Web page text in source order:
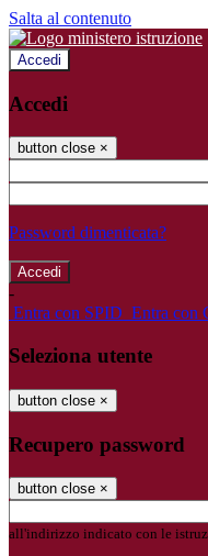
Salta al contenuto
Accedi
Accedi
button close ×
Password dimenticata?
-
Entra con SPID Entra con
Seleziona utente
button close ×
Recupero password
button close ×
all'indirizzo indicato con le